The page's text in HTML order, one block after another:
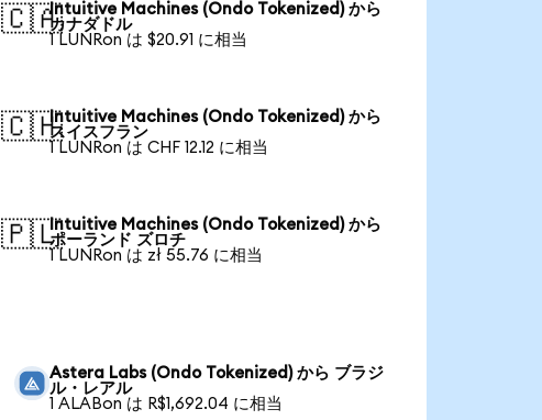
🇨🇦Intuitive Machines (Ondo Tokenized) から
カナダドル
1 LUNRon は $20.91 に相当
🇨🇭Intuitive Machines (Ondo Tokenized) から
スイスフラン
1 LUNRon は CHF 12.12 に相当
🇵🇱Intuitive Machines (Ondo Tokenized) から
ポーランド ズロチ
1 LUNRon は zł 55.76 に相当
Astera Labs (Ondo Tokenized) から ブラジ
ル・レアル
1 ALABon は R$1,692.04 に相当